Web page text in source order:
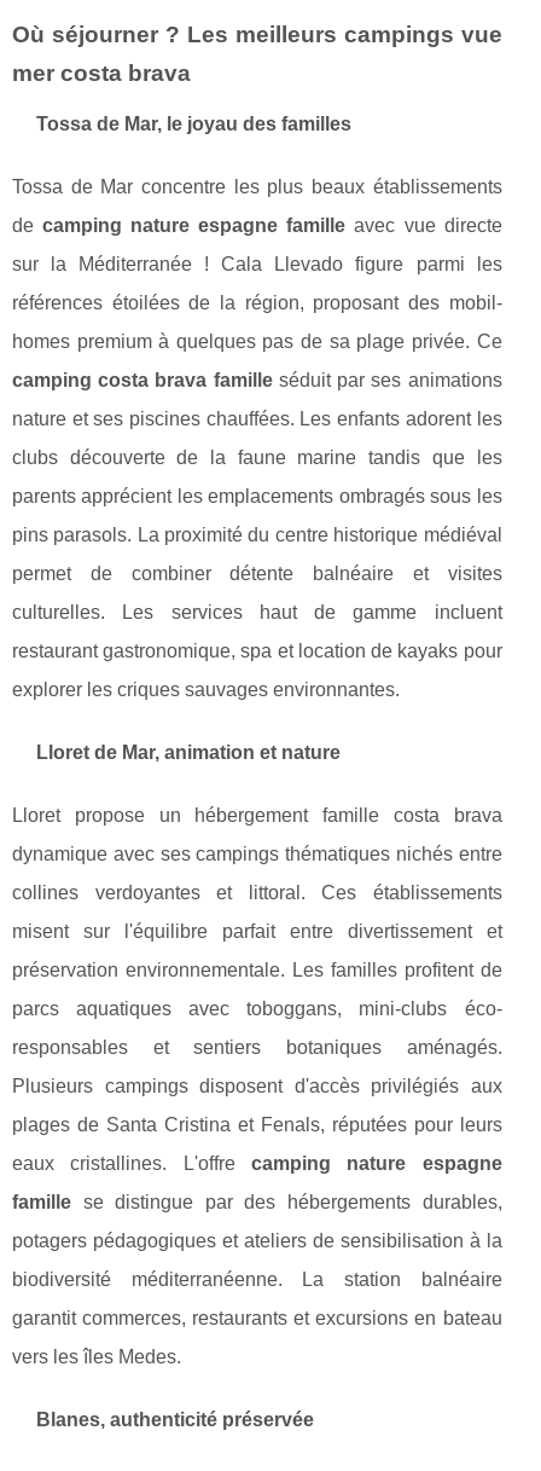
Où séjourner ? Les meilleurs campings vue
mer costa brava
Tossa de Mar, le joyau des familles
Tossa de Mar concentre les plus beaux établissements
decamping nature espagne famille avec vue directe
sur la Méditerranée ! Cala Llevado figure parmi les
références étoilées de la région, proposant des mobil-
homes premium à quelques pas de sa plage privée. Ce
camping costa brava familleséduit par ses animations
nature et ses piscines chauffées. Les enfants adorent les
clubs découverte de la faune marine tandis que les
parents apprécient les emplacements ombragés sous les
pins parasols. La proximité du centre historique médiéval
permet de combiner détente balnéaire et visites
culturelles. Les services haut de gamme incluent
restaurant gastronomique, spa et location de kayaks pour
explorer les criques sauvages environnantes.
Lloret de Mar, animation et nature
Lloret propose un hébergement famille costa brava
dynamique avec ses campings thématiques nichés entre
collines verdoyantes et littoral. Ces établissements
misent sur l'équilibre parfait entre divertissement et
préservation environnementale. Les familles profitent de
parcs aquatiques avec toboggans, mini-clubs éco-
responsables et sentiers botaniques aménagés.
Plusieurs campings disposent d'accès privilégiés aux
plages de Santa Cristina et Fenals, réputées pour leurs
eaux cristallines. L'offre camping nature espagne
famille se distingue par des hébergements durables,
potagers pédagogiques et ateliers de sensibilisation à la
biodiversité méditerranéenne. La station balnéaire
garantit commerces, restaurants et excursions en bateau
vers les îles Medes.
Blanes, authenticité préservée